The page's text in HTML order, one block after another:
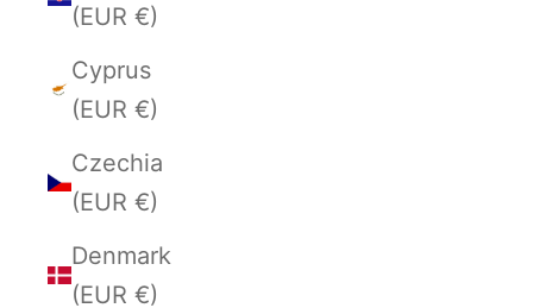
(EUR €)
Cyprus
(EUR €)
Czechia
(EUR €)
Denmark
(EUR €)